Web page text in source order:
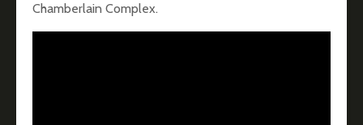
Chamberlain Complex.